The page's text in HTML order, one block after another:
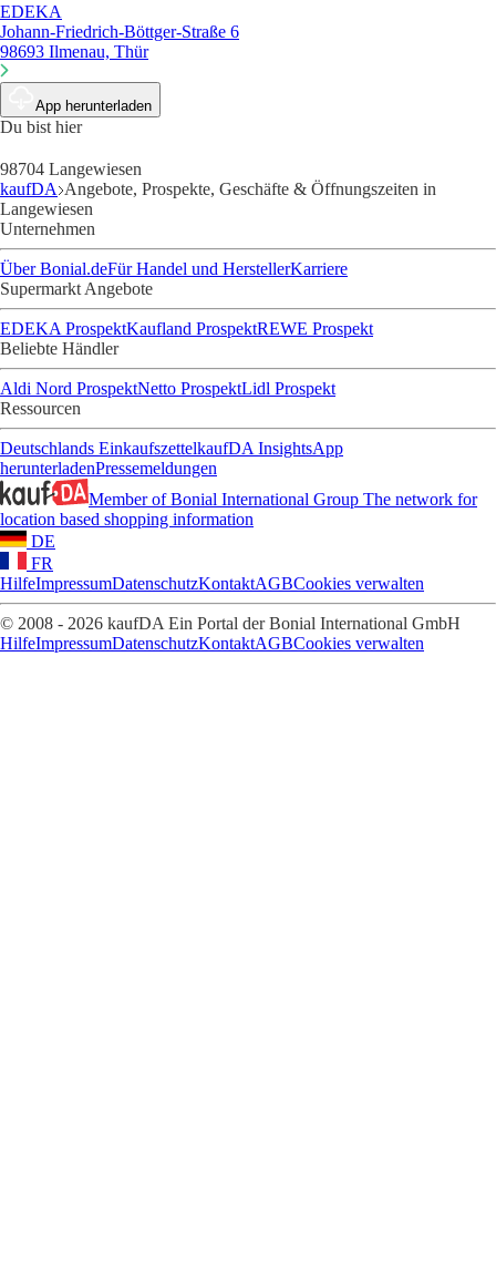
EDEKA
Johann-Friedrich-Böttger-Straße 6
98693 Ilmenau, Thür
App herunterladen
Du bist hier
98704 Langewiesen
kaufDA Angebote, Prospekte, Geschäfte & Öffnungszeiten in
Langewiesen
Unternehmen
Über Bonial.deFür Handel und HerstellerKarriere
Supermarkt Angebote
EDEKA ProspektKaufland ProspektREWE Prospekt
Beliebte Händler
Aldi Nord ProspektNetto ProspektLidl Prospekt
Ressourcen
Deutschlands EinkaufszettelkaufDA InsightsApp
herunterladenPressemeldungen
Member of Bonial International Group The network for
location based shopping information
DE
FR
HilfeImpressumDatenschutzKontaktAGBCookies verwalten
© 2008 - 2026 kaufDA Ein Portal der Bonial International GmbH
HilfeImpressumDatenschutzKontaktAGBCookies verwalten